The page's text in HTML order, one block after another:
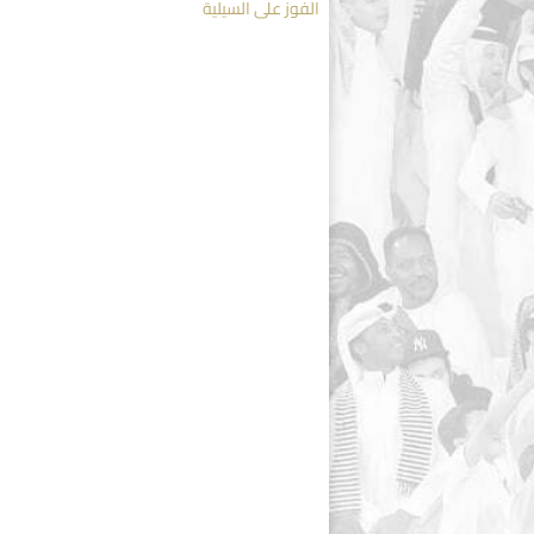
الفوز على السيلية